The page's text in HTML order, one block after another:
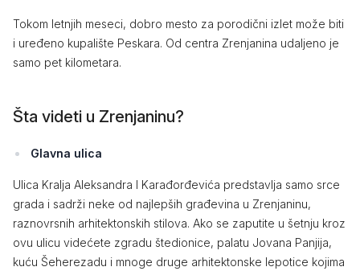
Tokom letnjih meseci, dobro mesto za porodični izlet može biti
i uređeno kupalište Peskara. Od centra Zrenjanina udaljeno je
samo pet kilometara.
Šta videti u Zrenjaninu?
Glavna ulica
Ulica Kralja Aleksandra I Karađorđevića predstavlja samo srce
grada i sadrži neke od najlepših građevina u Zrenjaninu,
raznovrsnih arhitektonskih stilova. Ako se zaputite u šetnju kroz
ovu ulicu videćete zgradu štedionice, palatu Jovana Panjija,
kuću Šeherezadu i mnoge druge arhitektonske lepotice kojima